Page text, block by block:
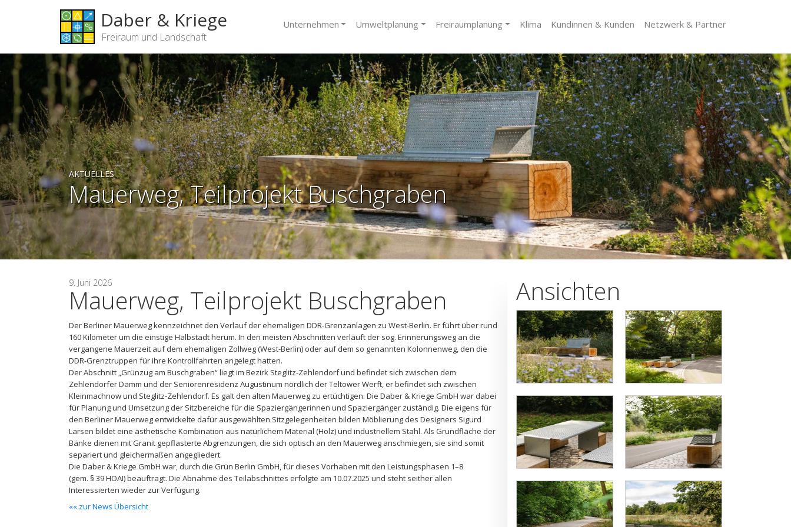
Daber & Kriege
Freiraum und Landschaft
Unternehmen Umweltplanung Freiraumplanung Klima Kundinnen & Kunden Netzwerk & Partner
AKTUELLES
Mauerweg, Teilprojekt Buschgraben
9. Juni 2026
Mauerweg, Teilprojekt Buschgraben
Der Berliner Mauerweg kennzeichnet den Verlauf der ehemaligen DDR-Grenzanlagen zu West-Berlin. Er führt über rund
160 Kilometer um die einstige Halbstadt herum. In den meisten Abschnitten verläuft der sog. Erinnerungsweg an die
vergangene Mauerzeit auf dem ehemaligen Zollweg (West-Berlin) oder auf dem so genannten Kolonnenweg, den die
DDR-Grenztruppen für ihre Kontrollfahrten angelegt hatten.
Der Abschnitt „Grünzug am Buschgraben“ liegt im Bezirk Steglitz‐Zehlendorf und befindet sich zwischen dem
Zehlendorfer Damm und der Seniorenresidenz Augustinum nördlich der Teltower Werft, er befindet sich zwischen
Kleinmachnow und Steglitz-Zehlendorf. Es galt den alten Mauerweg zu ertüchtigen. Die Daber & Kriege GmbH war dabei
für Planung und Umsetzung der Sitzbereiche für die Spaziergängerinnen und Spaziergänger zuständig. Die eigens für
den Berliner Mauerweg entwickelte dafür ausgewählten Sitzgelegenheiten bilden Möblierung des Designers Sigurd
Larsen bildet eine ästhetische Kombination aus natürlichem Material (Holz) und industriellem Stahl. Als Grundfläche der
Bänke dienen mit Granit gepflasterte Abgrenzungen, die sich optisch an den Mauerweg anschmiegen, sie sind somit
separiert und gleichermaßen angegliedert.
Die Daber & Kriege GmbH war, durch die Grün Berlin GmbH, für dieses Vorhaben mit den Leistungsphasen 1–8
(gem. § 39 HOAI) beauftragt. Die Abnahme des Teilabschnittes erfolgte am 10.07.2025 und steht seither allen
Interessierten wieder zur Verfügung.
«« zur News Übersicht
Ansichten